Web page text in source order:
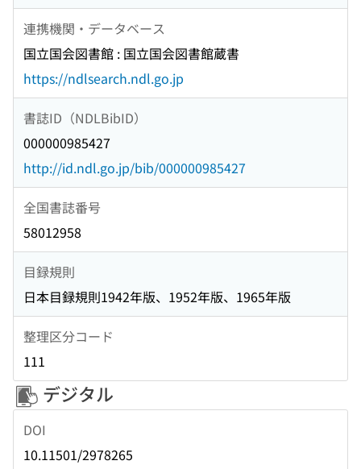
連携機関・データベース
国立国会図書館 : 国立国会図書館蔵書
https://ndlsearch.ndl.go.jp
書誌ID（NDLBibID）
000000985427
http://id.ndl.go.jp/bib/000000985427
全国書誌番号
58012958
目録規則
日本目録規則1942年版、1952年版、1965年版
整理区分コード
111
デジタル
DOI
10.11501/2978265